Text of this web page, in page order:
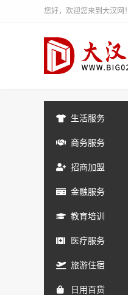
您好，欢迎您来到大汉网！
生活服务
商务服务
招商加盟
金融服务
教育培训
医疗服务
旅游住宿
日用百货